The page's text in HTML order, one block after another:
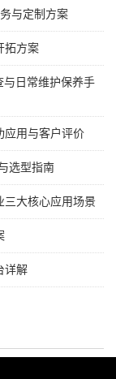
与定制方案
拓方案
与日常维护保养手
应用与客户评价
选型指南
三大核心应用场景
详解